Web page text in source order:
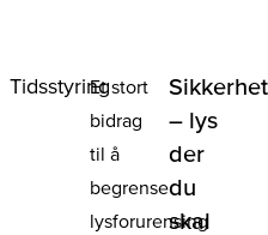
TidsstyringEt stort
bidrag
til å
begrense
lysforurensing
Sikkerhet
– lys
der
du
skal